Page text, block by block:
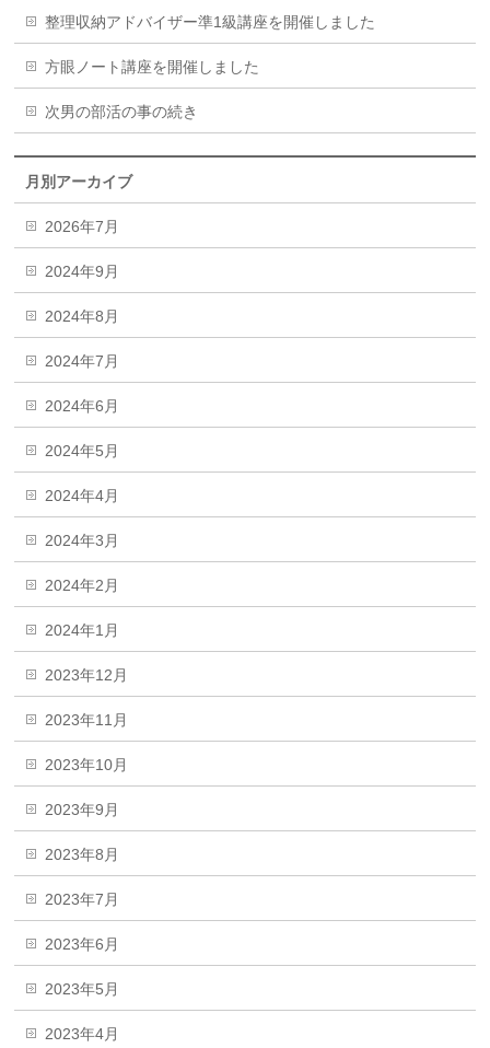
整理収納アドバイザー準1級講座を開催しました
方眼ノート講座を開催しました
次男の部活の事の続き
月別アーカイブ
2026年7月
2024年9月
2024年8月
2024年7月
2024年6月
2024年5月
2024年4月
2024年3月
2024年2月
2024年1月
2023年12月
2023年11月
2023年10月
2023年9月
2023年8月
2023年7月
2023年6月
2023年5月
2023年4月